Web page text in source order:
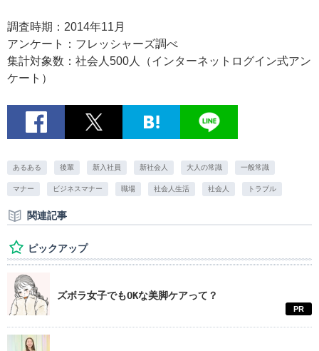
調査時期：2014年11月
アンケート：フレッシャーズ調べ
集計対象数：社会人500人（インターネットログイン式アン
ケート）
あるある 後輩 新入社員 新社会人 大人の常識 一般常識
マナー ビジネスマナー 職場 社会人生活 社会人 トラブル
関連記事
ピックアップ
ズボラ女子でもOKな美脚ケアって？
PR